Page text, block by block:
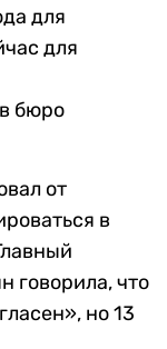
для
для
бюро
от
в
говорила, что
но 13